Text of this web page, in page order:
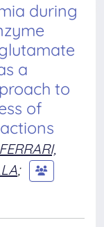
during
a
to
of
FERRARI,
;